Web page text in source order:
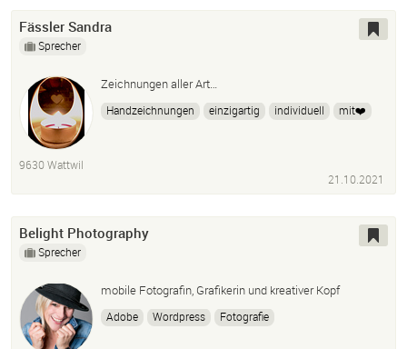
Fässler Sandra
Sprecher
Zeichnungen aller Art…
Handzeichnungen einzigartig individuell mit❤️
9630 Wattwil
21.10.2021
Belight Photography
Sprecher
mobile Fotografin, Grafikerin und kreativer Kopf
Adobe Wordpress
Fotografie